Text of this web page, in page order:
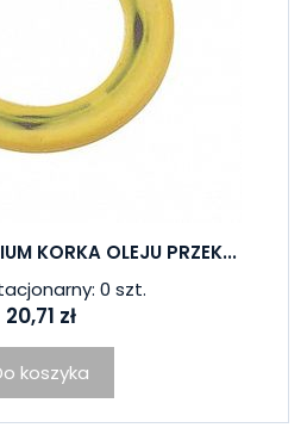
KORKA OLEJU PRZEK...
0 szt.
20,71 zł
koszyka